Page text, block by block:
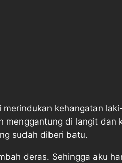
kehangatan
di langit dan
sudah diberi batu.
deras. Sehingga aku